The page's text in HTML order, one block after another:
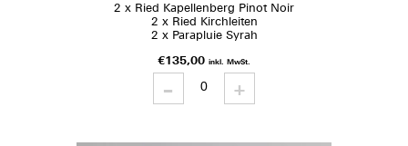
2 x Ried Kapellenberg Pinot Noir
2 x Ried Kirchleiten
2 x Parapluie Syrah
€135,00 inkl. MwSt.
-
Rotweine
quantity+